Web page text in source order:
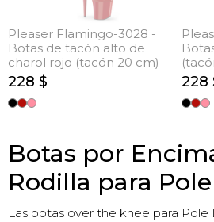
Pleaser Flamingo-3028 -
Botas de tacón alto de
charol rojo (tacón 20 cm)
228 $ 228
Botas por
Rodilla para
Las botas over the knee para Pole